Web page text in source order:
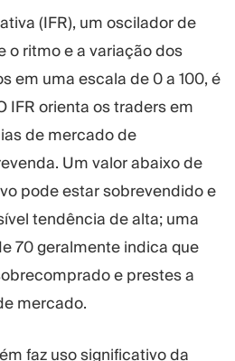
(IFR), um oscilador de
o ritmo e a variação dos
em uma escala de 0 a 100, é
IFR orienta os traders em
de mercado de
Um valor abaixo de
pode estar sobrevendido e
tendência de alta; uma
70 geralmente indica que
e prestes a
mercado.
faz uso significativo da